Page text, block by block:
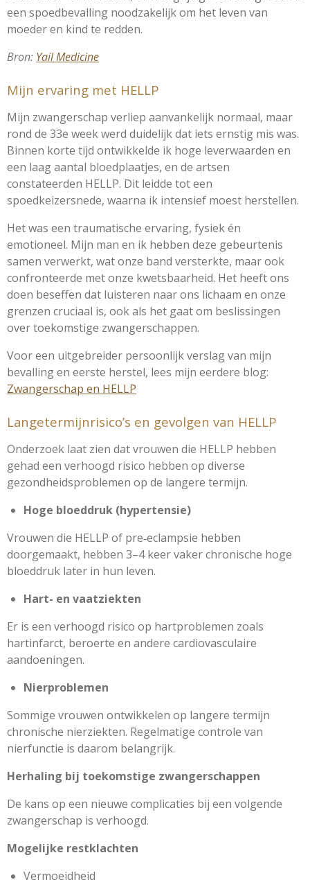
een spoedbevalling noodzakelijk om het leven van
moeder en kind te redden.
Bron: Yail Medicine
Mijn ervaring met HELLP
Mijn zwangerschap verliep aanvankelijk normaal, maar
rond de 33e week werd duidelijk dat iets ernstig mis was.
Binnen korte tijd ontwikkelde ik hoge leverwaarden en
een laag aantal bloedplaatjes, en de artsen
constateerden HELLP. Dit leidde tot een
spoedkeizersnede, waarna ik intensief moest herstellen.
Het was een traumatische ervaring, fysiek én
emotioneel. Mijn man en ik hebben deze gebeurtenis
samen verwerkt, wat onze band versterkte, maar ook
confronteerde met onze kwetsbaarheid. Het heeft ons
doen beseffen dat luisteren naar ons lichaam en onze
grenzen cruciaal is, ook als het gaat om beslissingen
over toekomstige zwangerschappen.
Voor een uitgebreider persoonlijk verslag van mijn
bevalling en eerste herstel, lees mijn eerdere blog:
Zwangerschap en HELLP
Langetermijnrisico’s en gevolgen van HELLP
Onderzoek laat zien dat vrouwen die HELLP hebben
gehad een verhoogd risico hebben op diverse
gezondheidsproblemen op de langere termijn.
Hoge bloeddruk (hypertensie)
Vrouwen die HELLP of pre‑eclampsie hebben
doorgemaakt, hebben 3–4 keer vaker chronische hoge
bloeddruk later in hun leven.
Hart- en vaatziekten
Er is een verhoogd risico op hartproblemen zoals
hartinfarct, beroerte en andere cardiovasculaire
aandoeningen.
Nierproblemen
Sommige vrouwen ontwikkelen op langere termijn
chronische nierziekten. Regelmatige controle van
nierfunctie is daarom belangrijk.
Herhaling bij toekomstige zwangerschappen
De kans op een nieuwe complicaties bij een volgende
zwangerschap is verhoogd.
Mogelijke restklachten
Vermoeidheid